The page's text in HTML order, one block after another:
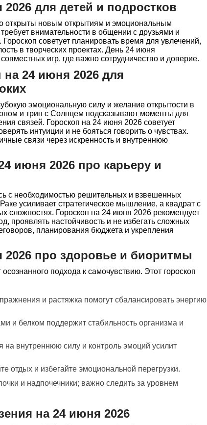
для детей и подростков
открыты новым открытиям и эмоциональным
внимательности в общении с друзьями и
советует планировать время для увлечений,
в творческих проектах. День 24 июня
игр, где важно сотрудничество и доверие.
24 июня 2026 для
эмоциональную силу и желание открытости в
и трин с Солнцем подсказывают моменты для
связей. Гороскоп на 24 июня 2026 советует
интуиции и не бояться говорить о чувствах.
связи через искренность и внутреннюю
июня 2026 про карьеру и
с необходимостью решительных и взвешенных
усиливает стратегическое мышление, а квадрат с
сложностях. Гороскоп на 24 июня 2026 рекомендует
проявлять настойчивость и не избегать сложных
планирования бюджета и укрепления
2026 про здоровье и биоритмы
подхода к самочувствию. Этот гороскоп
и растяжка помогут сбалансировать энергию
и белком поддержит стабильность организма и
внутреннюю силу и контроль эмоций усилит
отдых и избегайте эмоциональной перегрузки.
и надпочечники; важно следить за уровнем
на 24 июня 2026